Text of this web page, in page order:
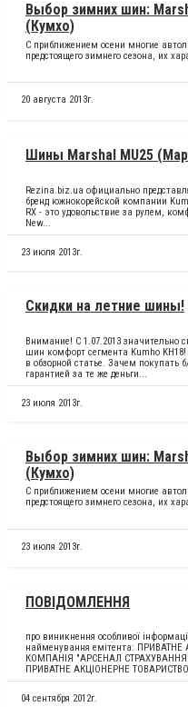
Выбор зимних шин:
(Кумхо)
С приближением осени многие
предстоящего зимнего сезона, их
20 августа 2013г.
Шины Marshal MU25
Rezina.biz.ua официально
бренд южнокорейской компании
RX - это удовольствие за рулем,
New...
23 июля 2013г.
Скидки на летние шины!
Внимание! С 1.07.2013
шин комфорт сегмента Kumho
в обзорной статье. Зачем
гарантией за те же деньги...
23 июля 2013г.
Выбор зимних шин:
(Кумхо)
С приближением осени многие
предстоящего зимнего сезона, их
23 июля 2013г.
ПОВІДОМЛЕННЯ
про виникнення особливої
найменування емітента:
КОМПАНІЯ "АРСЕНАЛ
ПРИВАТНЕ АКЦІОНЕРНЕ
04 сентября 2012г.